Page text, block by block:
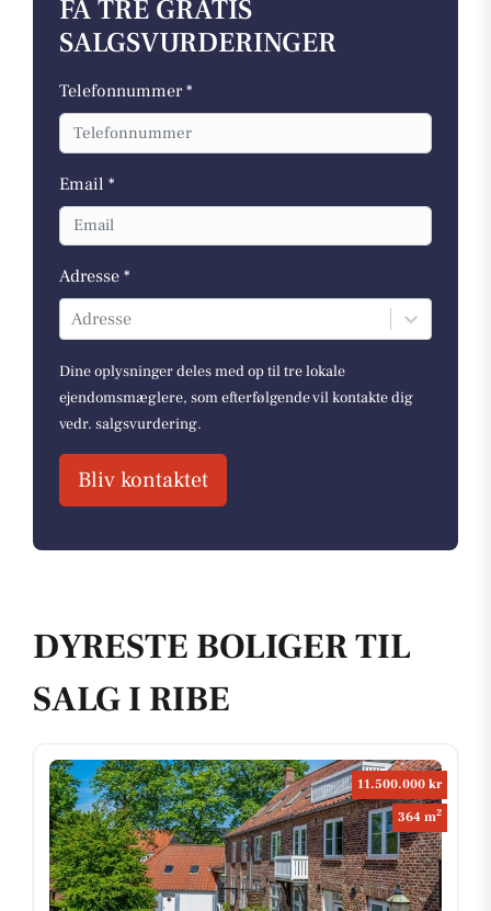
FÅ TRE GRATIS
SALGSVURDERINGER
Telefonnummer *
Email *
Adresse *
Adresse
Dine oplysninger deles med op til tre lokale
ejendomsmæglere, som efterfølgende vil kontakte dig
vedr. salgsvurdering.
Bliv kontaktet
DYRESTE BOLIGER TIL
SALG I RIBE
11.500.000 kr
364 m2